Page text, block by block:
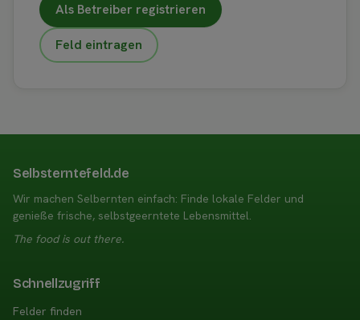
Als Betreiber registrieren
Feld eintragen
Selbsterntefeld.de
Wir machen Selbernten einfach: Finde lokale Felder und
genieße frische, selbstgeerntete Lebensmittel.
The food is out there.
Schnellzugriff
Felder finden